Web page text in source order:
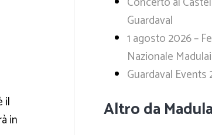
il
in
Guardaval
1 agosto 2026 –
Nazionale
Guardaval Events
Altro da